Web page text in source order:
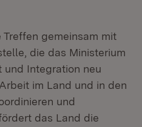
gemeinsam mit
die das Ministerium
und Integration neu
im Land und in den
und
das Land die